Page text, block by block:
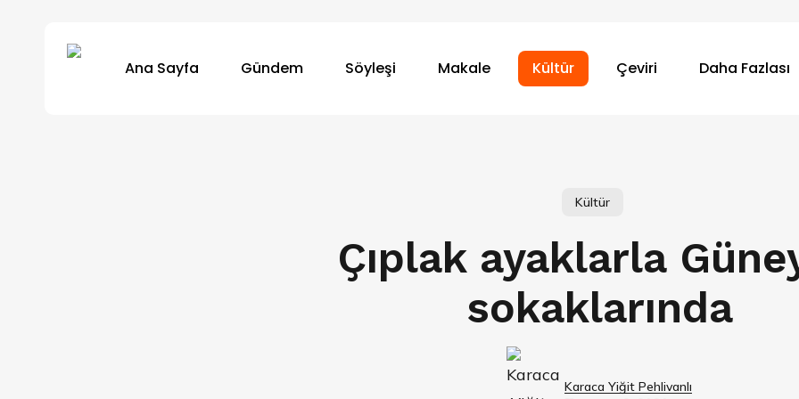
Ana Sayfa Gündem Söyleşi Makale Kültür Çeviri Daha Fazlası
Kültür
Çıplak ayaklarla
sokaklarında
Karaca Yiğit Pehlivanlı